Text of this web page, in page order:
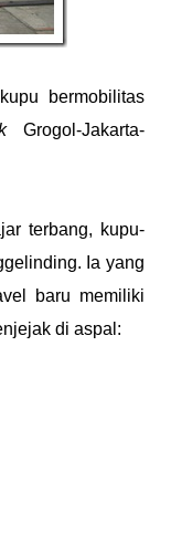
bermobilitas
Grogol-Jakarta-
terbang, kupu-
Ia yang
baru memiliki
di aspal: